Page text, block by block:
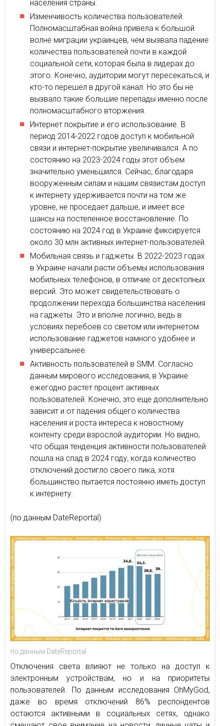
населения страны.
Изменчивость количества пользователей.
Полномасштабная война привела к большой
волне миграции украинцев, чем вызвала падение
количества пользователей почти в каждой
социальной сети, которая была в лидерах до
этого. Конечно, аудитории могут пересекаться, и
кто-то перешел в другой канал. Но это бы не
вызвало такие большие перепады именно после
полномасштабного вторжения.
Интернет покрытие и его использование. В
период 2014-2022 годов доступ к мобильной
связи и интернет-покрытие увеличивался. А по
состоянию на 2023-2024 годы этот объем
значительно уменьшился. Сейчас, благодаря
вооруженным силам и нашим связистам доступ
к интернету удерживается почти на том же
уровне, не проседает дальше, и имеет все
шансы на постепенное восстановление. По
состоянию на 2024 год в Украине фиксируется
около 30 млн активных интернет-пользователей.
Мобильная связь и гаджеты. В 2022-2023 годах
в Украине начали расти объемы использования
мобильных телефонов, в отличие от десктопных
версий. Это может свидетельствовать о
продолжении перехода большинства населения
на гаджеты. Это и вполне логично, ведь в
условиях перебоев со светом или интернетом
использование гаджетов намного удобнее и
универсальнее.
Активность пользователей в SMM. Согласно
данным мирового исследования, в Украине
ежегодно растет процент активных
пользователей. Конечно, это еще дополнительно
зависит и от падения общего количества
населения и роста интереса к новостному
контенту среди взрослой аудитории. Но видно,
что общая тенденция активности пользователей
пошла на спад в 2024 году, когда количество
отключений достигло своего пика, хотя
большинство пытается постоянно иметь доступ
к интернету.
(по данным DateReportal)
по данным DateReportal
Отключения света влияют не только на доступ к
электронным устройствам, но и на приоритеты
пользователей. По данным исследования OhMyGod,
даже во время отключений 86% респондентов
остаются активными в социальных сетях, однако